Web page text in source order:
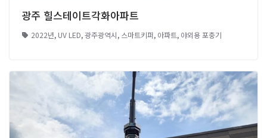
광주 힐스테이트각화아파트
2022년, UV LED,광주광역시, 스마트키퍼, 아파트, 야외용 포충기